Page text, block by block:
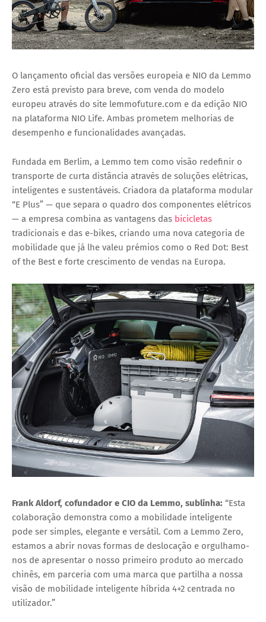
O lançamento oficial das versões europeia e NIO da Lemmo
Zero está previsto para breve, com venda do modelo
europeu através do site lemmofuture.com e da edição NIO
na plataforma NIO Life. Ambas prometem melhorias de
desempenho e funcionalidades avançadas.
Fundada em Berlim, a Lemmo tem como visão redefinir o
transporte de curta distância através de soluções elétricas,
inteligentes e sustentáveis. Criadora da plataforma modular
“E Plus” — que separa o quadro dos componentes elétricos
— a empresa combina as vantagens das bicicletas
tradicionais e das e-bikes, criando uma nova categoria de
mobilidade que já lhe valeu prémios como o Red Dot: Best
of the Beste forte crescimento de vendas na Europa.
Frank Aldorf, cofundador e CIO da Lemmo, sublinha: “Esta
colaboração demonstra como a mobilidade inteligente
pode ser simples, elegante e versátil. Com a Lemmo Zero,
estamos a abrir novas formas de deslocação e orgulhamo-
nos de apresentar o nosso primeiro produto ao mercado
chinês, em parceria com uma marca que partilha a nossa
visão de mobilidade inteligente híbrida 4+2 centrada no
utilizador.”